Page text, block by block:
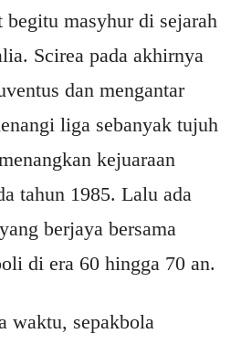
begitu masyhur di sejarah
Scirea pada akhirnya
dan mengantar
liga sebanyak tujuh
kejuaraan
tahun 1985. Lalu ada
berjaya bersama
di era 60 hingga 70 an.
waktu, sepakbola